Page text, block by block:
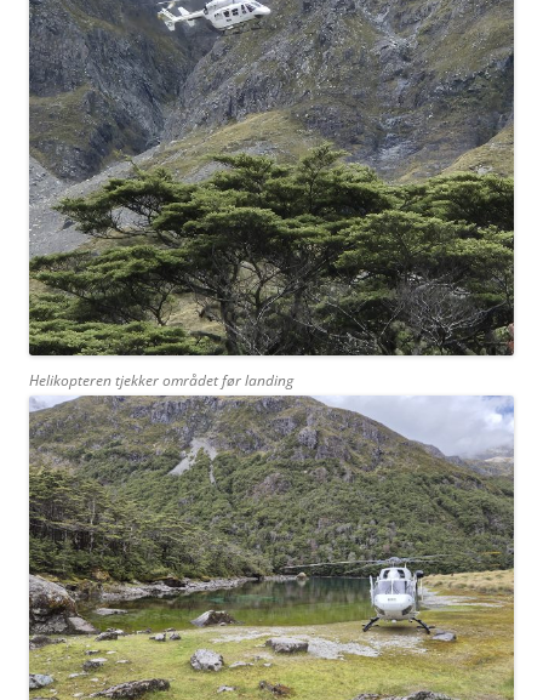
Helikopteren tjekker området før landing